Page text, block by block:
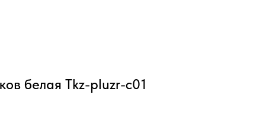
белая Tkz-pluzr-c01